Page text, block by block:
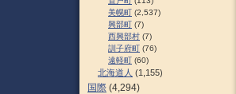
美幌町 (2,537)
興部町 (7)
西興部村 (7)
訓子府町 (76)
遠軽町 (60)
北海道人 (1,155)
国際 (4,294)